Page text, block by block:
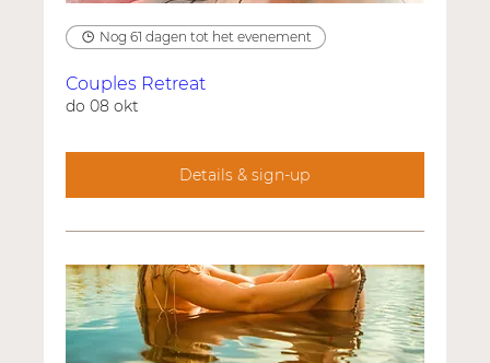
Nog 61 dagen tot het evenement
Couples Retreat
do 08 okt
Details & sign-up